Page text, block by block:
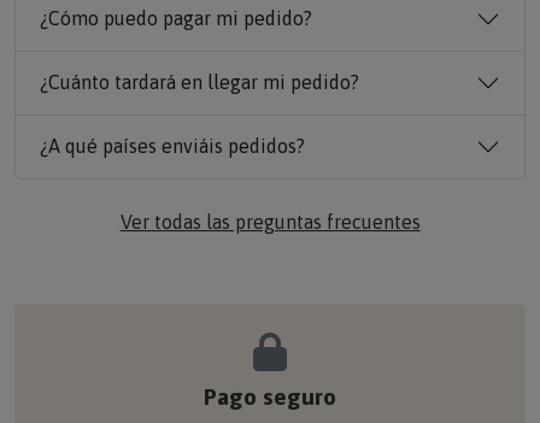
¿Cómo puedo pagar mi pedido?
¿Cuánto tardará en llegar mi pedido?
¿A qué países enviáis pedidos?
Ver todas las preguntas frecuentes
Pago seguro